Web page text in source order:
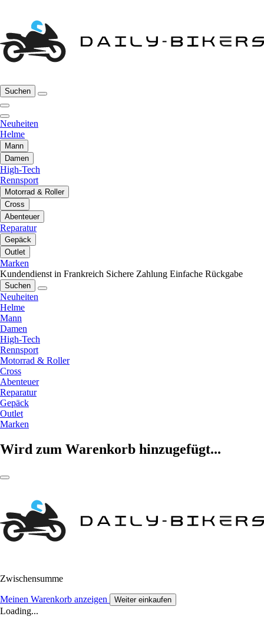
Suchen
Neuheiten
Helme
Mann
Damen
High-Tech
Rennsport
Motorrad & Roller
Cross
Abenteuer
Reparatur
Gepäck
Outlet
Marken
Kundendienst in Frankreich Sichere Zahlung Einfache Rückgabe
Suchen
Neuheiten
Helme
Mann
Damen
High-Tech
Rennsport
Motorrad & Roller
Cross
Abenteuer
Reparatur
Gepäck
Outlet
Marken
Wird zum Warenkorb hinzugefügt...
Zwischensumme
Meinen Warenkorb anzeigen Weiter einkaufen
Loading...